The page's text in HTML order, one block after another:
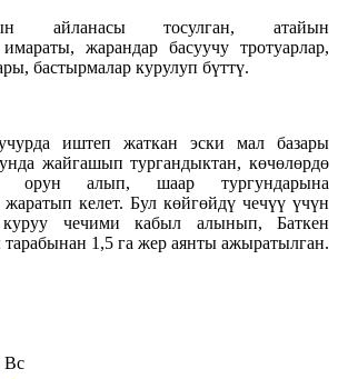
айланасы тосулган, атайын
жарандар басуучу тротуарлар,
бастырмалар курулуп бүттү.
иштеп жаткан эски мал базары
жайгашып тургандыктан, көчөлөрдө
орун алып, шаар тургундарына
келет. Бул көйгөйдү чечүү үчүн
чечими кабыл алынып, Баткен
1,5 га жер аянты ажыратылган.
Вс